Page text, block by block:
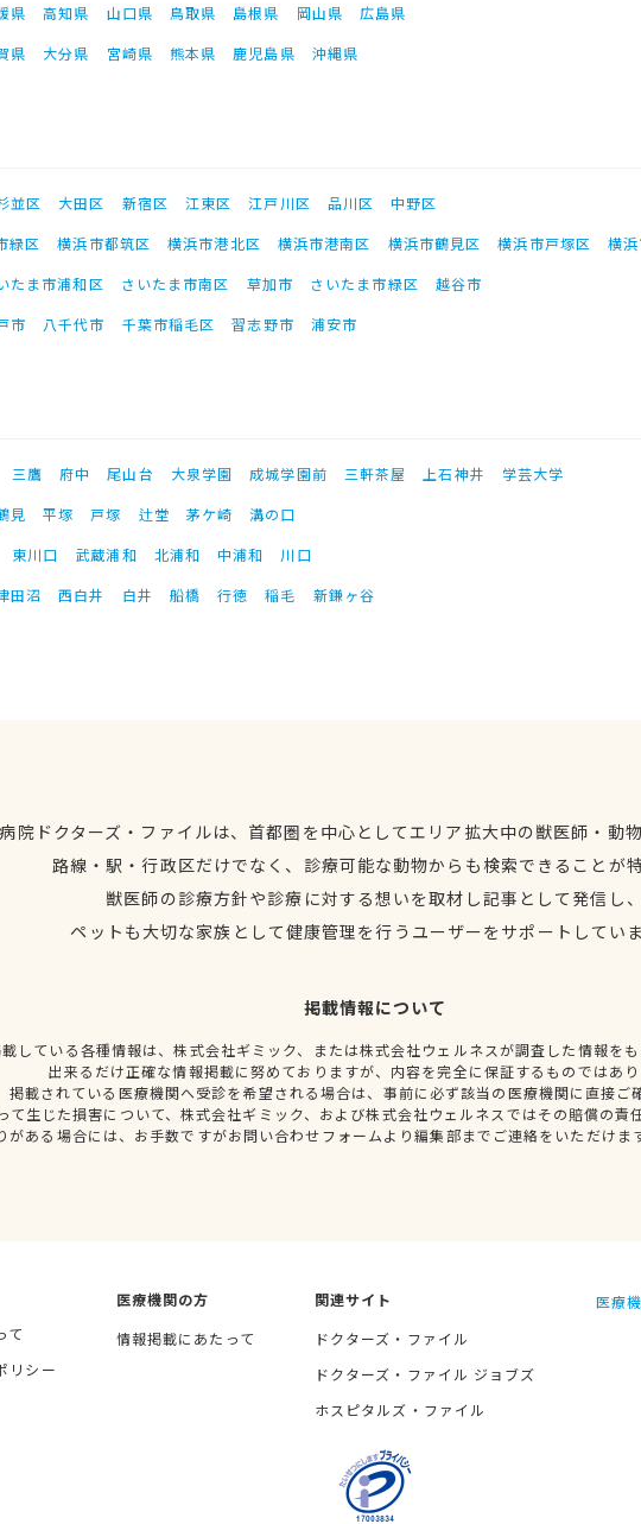
県 高知県 山口県 鳥取県 島根県 岡山県
広島県
県 大分県 宮崎県 熊本県 鹿児島県 沖縄県
並区 大田区 新宿区 江東区 江戸川区 品川区
中野区
緑区 横浜市都筑区 横浜市港北区 横浜市港南区 横浜市鶴見区 横浜市戸塚区
横
たま市浦和区 さいたま市南区 草加市 さいたま市緑区
越谷市
市 八千代市 千葉市稲毛区 習志野市 浦安市
三鷹 府中 尾山台 大泉学園 成城学園前 三軒茶屋 上石神井
学芸大学
見 平塚 戸塚 辻堂 茅ケ崎
溝の口
東川口 武蔵浦和 北浦和 中浦和
川口
田沼 西白井 白井 船橋 行徳 稲毛 新鎌ヶ谷
院ドクターズ・ファイルは、首都圏を中心としてエリア拡大中の獣医師・動
路線・駅・行政区だけでなく、診療可能な動物からも検索できることが
獣医師の診療方針や診療に対する想いを取材し記事として発信し
ペットも大切な家族として健康管理を行うユーザーをサポートしてい
掲載情報について
している各種情報は、株式会社ギミック、または株式会社ウェルネスが調査した情報を
出来るだけ正確な情報掲載に努めておりますが、内容を完全に保証するものではあ
掲載されている医療機関へ受診を希望される場合は、事前に必ず該当の医療機関に直接ご
て生じた損害について、株式会社ギミック、および株式会社ウェルネスではその賠償の責
がある場合には、お手数ですがお問い合わせフォームより編集部までご連絡をいただけま
て
リシー
医療機関の方
情報掲載にあたって
関連サイト
ドクターズ・ファイル
ドクターズ・ファイル ジョブズ
ホスピタルズ・ファイル
医療